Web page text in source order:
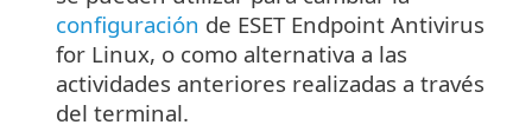
configuración de ESET Endpoint Antivirus
for Linux, o como alternativa a las
actividades anteriores realizadas a través
del terminal.